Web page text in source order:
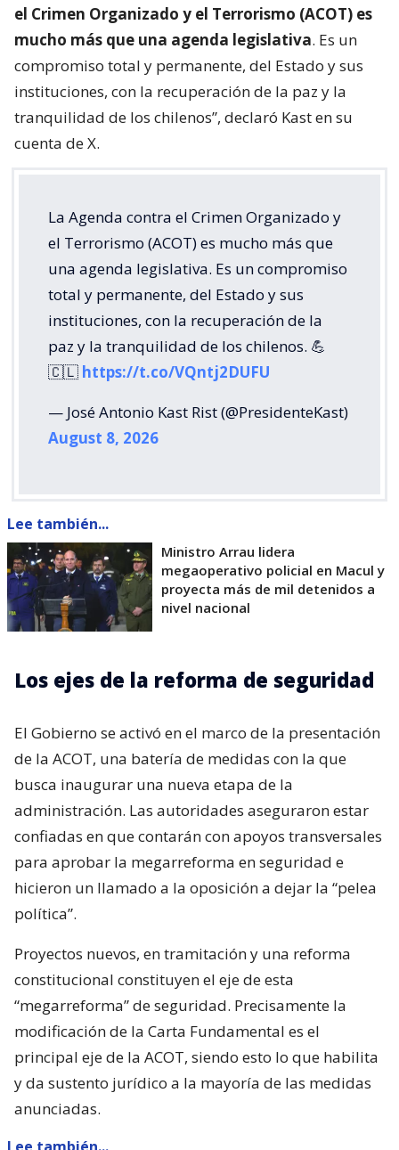
el Crimen Organizado y el Terrorismo (ACOT) es
mucho más que una agenda legislativa. Es un
compromiso total y permanente, del Estado y sus
instituciones, con la recuperación de la paz y la
tranquilidad de los chilenos”, declaró Kast en su
cuenta de X.
La Agenda contra el Crimen Organizado y
el Terrorismo (ACOT) es mucho más que
una agenda legislativa. Es un compromiso
total y permanente, del Estado y sus
instituciones, con la recuperación de la
paz y la tranquilidad de los chilenos. 💪
🇨🇱 https://t.co/VQntj2DUFU
— José Antonio Kast Rist (@PresidenteKast)
August 8, 2026
Lee también...
Ministro Arrau lidera
megaoperativo policial en Macul y
proyecta más de mil detenidos a
nivel nacional
Los ejes de la reforma de seguridad
El Gobierno se activó en el marco de la presentación
de la ACOT, una batería de medidas con la que
busca inaugurar una nueva etapa de la
administración. Las autoridades aseguraron estar
confiadas en que contarán con apoyos transversales
para aprobar la megarreforma en seguridad e
hicieron un llamado a la oposición a dejar la “pelea
política”.
Proyectos nuevos, en tramitación y una reforma
constitucional constituyen el eje de esta
“megarreforma” de seguridad. Precisamente la
modificación de la Carta Fundamental es el
principal eje de la ACOT, siendo esto lo que habilita
y da sustento jurídico a la mayoría de las medidas
anunciadas.